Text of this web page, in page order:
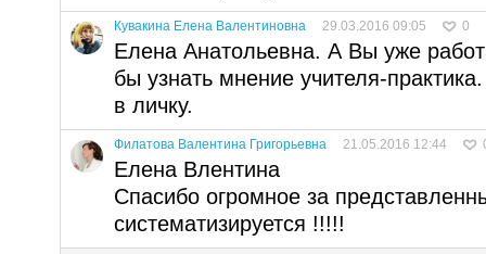
Кувакина Елена Валентиновна 29.03.2016 09:05 0
Елена Анатольевна. А Вы уже
бы узнать мнение учителя-
в личку.
Филатова Валентина Григорьевна 21.05.2016 12:44
Елена Влентина
Спасибо огромное за
систематизируется !!!!!